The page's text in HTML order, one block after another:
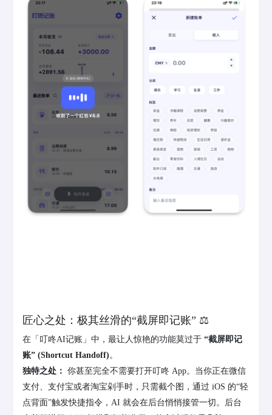
匠心之处：极其丝滑的“截屏即记账” ⚖️
在「叮咚AI记账」中，最让人惊艳的功能莫过于“截屏即记
账” (Shortcut Handoff) 。
独特之处： 你甚至完全不需要打开叮咚 App。当你正在微信
支付、支付宝或者淘宝剁手时，只需截个图，通过 iOS 的“轻
点背面”触发快捷指令，AI 就会在后台悄悄接管一切。后台